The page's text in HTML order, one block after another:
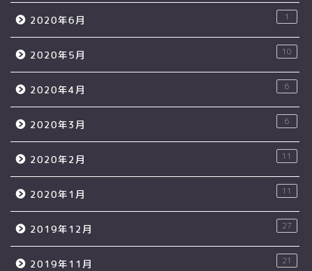
2020年6月 1
2020年5月 10
2020年4月 6
2020年3月 6
2020年2月 11
2020年1月 11
2019年12月 27
2019年11月 21